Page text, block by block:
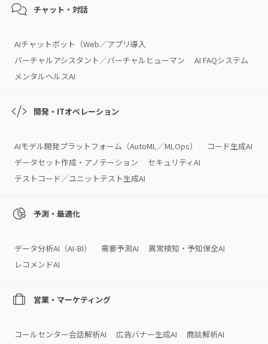
チャット・対話
AIチャットボット（Web／アプリ導入
バーチャルアシスタント／バーチャルヒューマン
AI FAQシステム
メンタルヘルスAI
開発・ITオペレーション
AIモデル開発プラットフォーム（AutoML／MLOps）
コード生成AI
データセット作成・アノテーション
セキュリティAI
テストコード／ユニットテスト生成AI
予測・最適化
データ分析AI（AI‑BI） 需要予測AI
異常検知・予知保全AI
レコメンドAI
営業・マーケティング
コールセンター会話解析AI 広告バナー生成AI
商談解析AI